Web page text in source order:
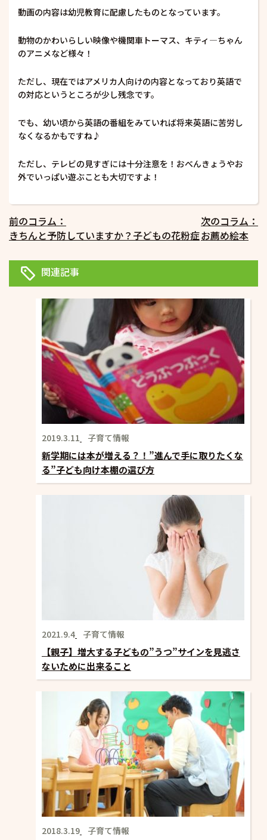
動画の内容は幼児教育に配慮したものとなっています。
動物のかわいらしい映像や機関車トーマス、キティ―ちゃん
のアニメなど様々！
ただし、現在ではアメリカ人向けの内容となっており英語で
の対応というところが少し残念です。
でも、幼い頃から英語の番組をみていれば将来英語に苦労し
なくなるかもですね♪
ただし、テレビの見すぎには十分注意を！おべんきょうやお
外でいっぱい遊ぶことも大切ですよ！
投
稿
ナ
ビ
ゲ
前のコラム：
きちんと予防していますか？子どもの花粉症
次のコラム：
お薦め絵本
関連記事
2019.3.11 子育て情報
新学期には本が増える？！”進んで手に取りたくな
る”子ども向け本棚の選び方
2021.9.4 子育て情報
【親子】増大する子どもの”うつ”サインを見逃さ
ないために出来ること
2018.3.19 子育て情報